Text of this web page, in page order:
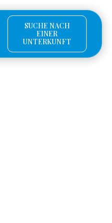
SUCHE NACH
EINER
UNTERKUNFT